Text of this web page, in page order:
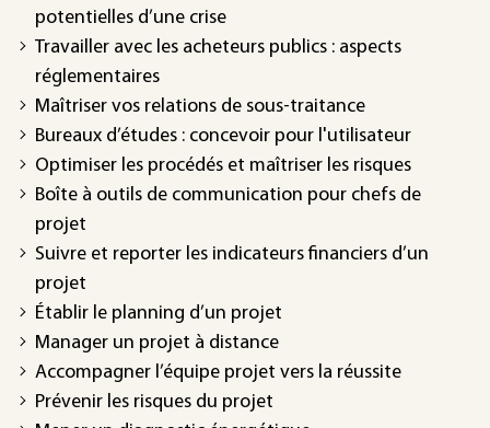
potentielles d’une crise
Travailler avec les acheteurs publics : aspects
réglementaires
Maîtriser vos relations de sous-traitance
Bureaux d’études : concevoir pour l'utilisateur
Optimiser les procédés et maîtriser les risques
Boîte à outils de communication pour chefs de
projet
Suivre et reporter les indicateurs financiers d’un
projet
Établir le planning d’un projet
Manager un projet à distance
Accompagner l’équipe projet vers la réussite
Prévenir les risques du projet